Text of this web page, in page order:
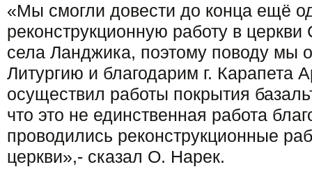
«Мы смогли довести до конца ещё
реконструкционную работу в
села Ланджика, поэтому поводу мы
Литургию и благодарим г. Карапета
осуществил работы покрытия
что это не единственная работа
проводились реконструкционные
церкви»,- сказал О. Нарек.